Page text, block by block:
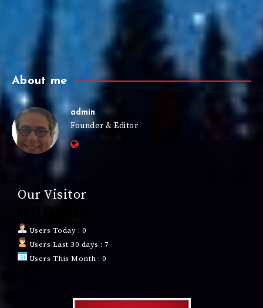
About me
admin
Founder & Editor
Our Visitor
Users Today : 0
Users Last 30 days : 7
Users This Month : 0